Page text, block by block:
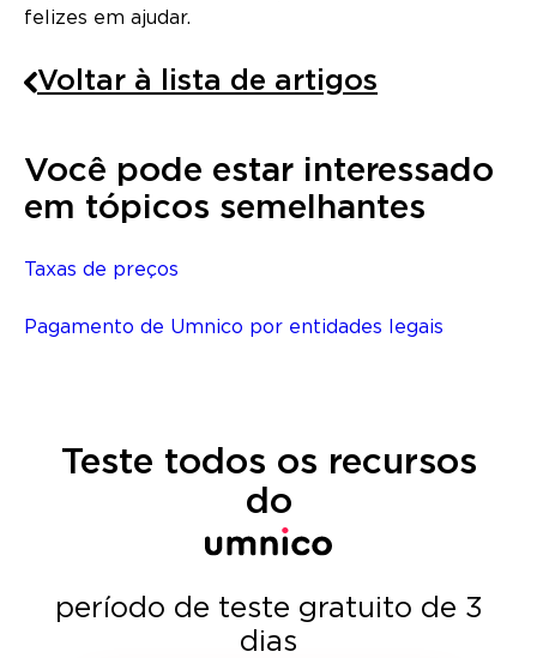
felizes em ajudar.
Voltar à lista de artigos
Você pode estar interessado
em tópicos semelhantes
Taxas de preços
Pagamento de Umnico por entidades legais
Teste todos os recursos
do
período de teste gratuito de 3
dias